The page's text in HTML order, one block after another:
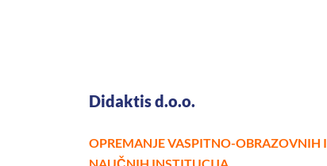
Didaktis d.o.o.
OPREMANJE VASPITNO-OBRAZOVNIH I
NAUČNIH INSTITUCIJA